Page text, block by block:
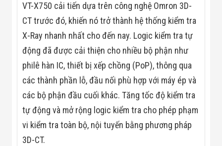
Thiết Bị Theo
Ngành
Thiết Bị Ngành
Thực Phẩm
Thiết Bị Ngành
Thực Phẩm
Matrixcope
Thiết Bị Ngành
Công Nghiệp
Thiết Bị Ngành
Giáo Dục
Thiết Bị Ngành
Thủy Sản
Thiết Bị Ngành
VT-X750 cải tiến dựa trên công nghệ Omron 3D-
CT trước đó, khiến nó trở thành hệ thống kiểm tra
X-Ray nhanh nhất cho đến nay. Logic kiểm tra tự
động đã được cải thiện cho nhiều bộ phận như
philê hàn IC, thiết bị xếp chồng (PoP), thông qua
các thành phần lỗ, đầu nối phù hợp với máy ép và
các bộ phận đầu cuối khác. Tăng tốc độ kiểm tra
tự động và mở rộng logic kiểm tra cho phép phạm
vi kiểm tra toàn bộ, nội tuyến bằng phương pháp
3D-CT.